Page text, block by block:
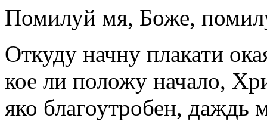
Помилуй мя, Боже,
Откуду начну плакати
кое ли положу начало,
яко благоутробен, даждь